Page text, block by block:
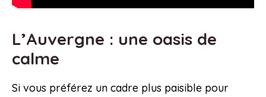
L’Auvergne : une oasis de
calme
Si vous préférez un cadre plus paisible pour